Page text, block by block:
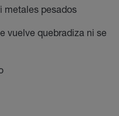
metales pesados
vuelve quebradiza ni se